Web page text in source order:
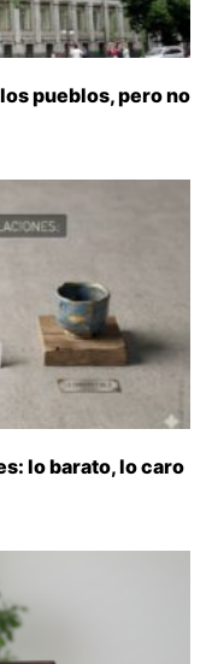
pueblos, pero no
lo barato, lo caro